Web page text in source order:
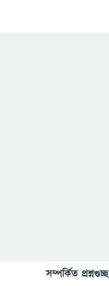
সম্পর্কিত প্রশ্নগুচ্ছ